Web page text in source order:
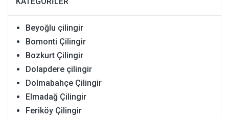
Beyoğlu çilingir
Bomonti Çilingir
Bozkurt Çilingir
Dolapdere çilingir
Dolmabahçe Çilingir
Elmadağ Çilingir
Feriköy Çilingir